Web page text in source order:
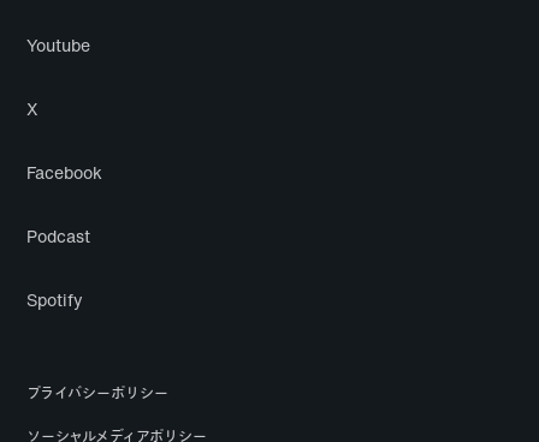
Youtube
X
Facebook
Podcast
Spotify
プライバシーポリシー
ソーシャルメディアポリシー